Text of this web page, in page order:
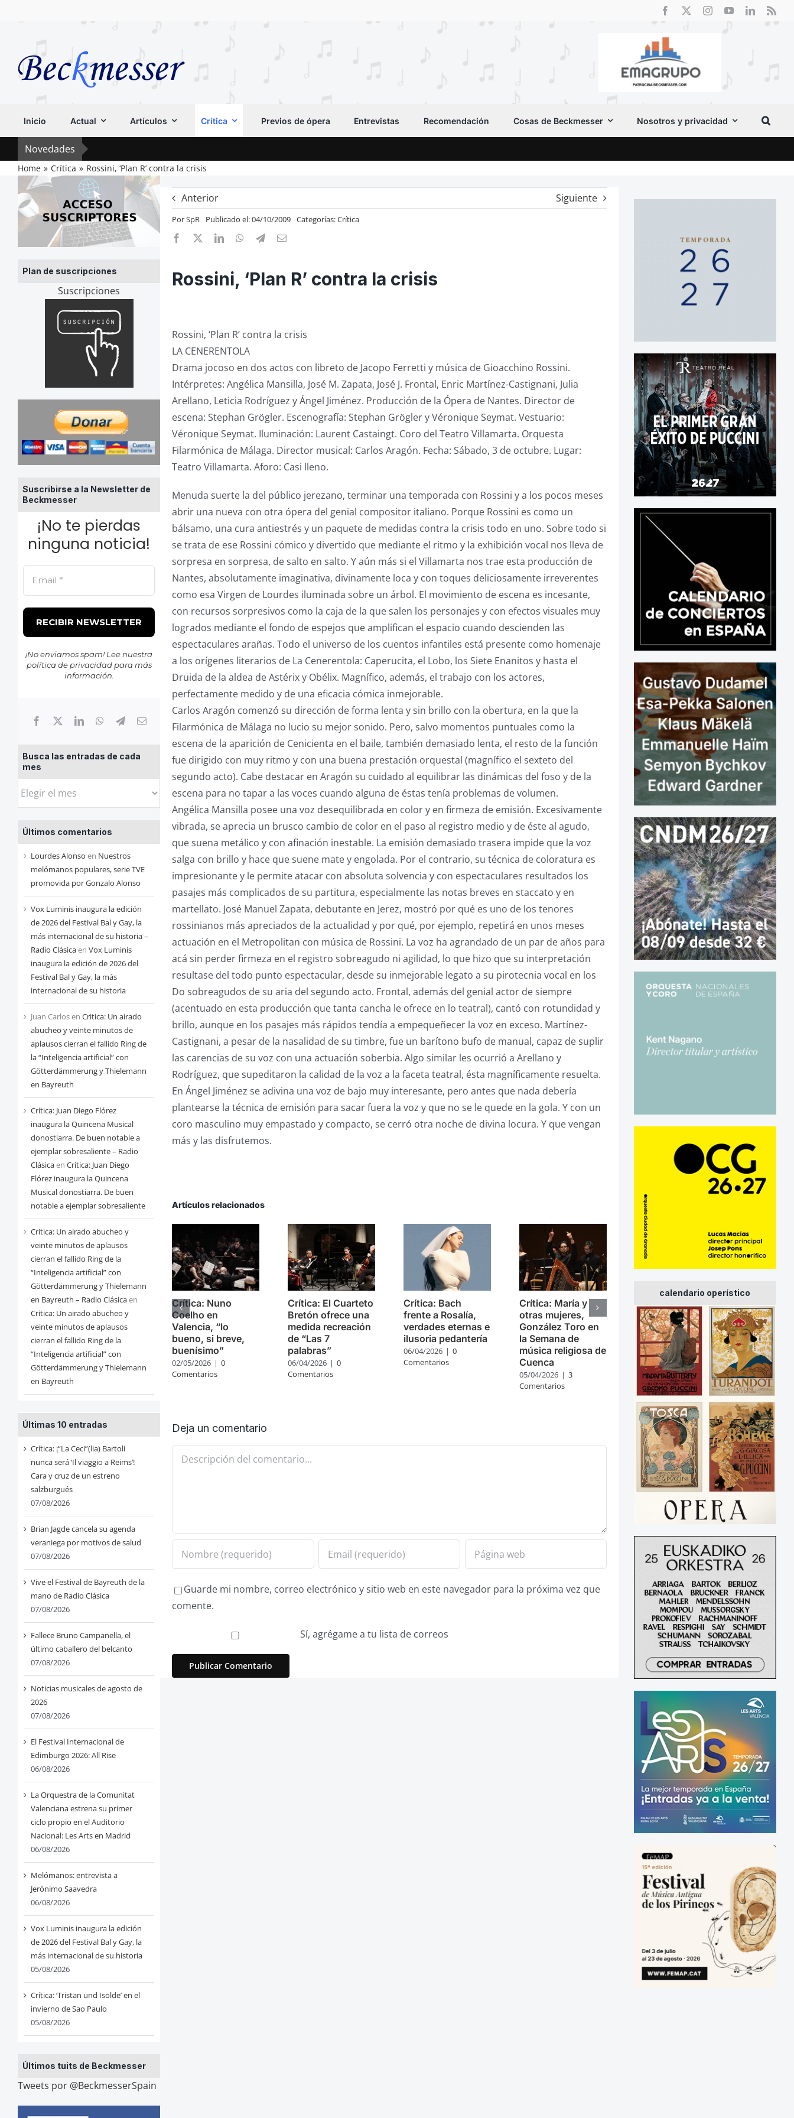
Inicio Actual Artículos Crítica Previos de ópera Entrevistas Recomendación Cosas de Beckmesser Nosotros y privacidad
Novedades
Home Crítica Rossini, ‘Plan R’ contra la crisis
Plan de suscripciones
Suscripciones
Suscribirse a la Newsletter de
Beckmesser
¡No te pierdas
ninguna noticia!
¡No enviamos spam! Lee nuestra
política de privacidadpara más
información.
Busca las entradas de cada
mes
Busca
entradas
de
cada
mes
Últimos comentarios
Lourdes Alonso en Nuestros
melómanos populares, serie TVE
promovida por Gonzalo Alonso
Vox Luminis inaugura la edición
de 2026 del Festival Bal y Gay, la
más internacional de su historia –
Radio Clásicaen Vox Luminis
inaugura la edición de 2026 del
Festival Bal y Gay, la más
internacional de su historia
Juan Carlosen Critica: Un airado
abucheo y veinte minutos de
aplausos cierran el fallido Ring de
la “Inteligencia artificial” con
Götterdämmerung y Thielemann
en Bayreuth
Crítica: Juan Diego Flórez
inaugura la Quincena Musical
donostiarra. De buen notable a
ejemplar sobresaliente – Radio
Clásicaen Crítica: Juan Diego
Flórez inaugura la Quincena
Musical donostiarra. De buen
notable a ejemplar sobresaliente
Critica: Un airado abucheo y
veinte minutos de aplausos
cierran el fallido Ring de la
“Inteligencia artificial” con
Götterdämmerung y Thielemann
en Bayreuth – Radio Clásicaen
Critica: Un airado abucheo y
veinte minutos de aplausos
cierran el fallido Ring de la
“Inteligencia artificial” con
Götterdämmerung y Thielemann
en Bayreuth
Últimas 10 entradas
Crítica: ¡“La Ceci”(lia) Bartoli
nunca será ‘Il viaggio a Reims’!
Cara y cruz de un estreno
salzburgués
07/08/2026
Brian Jagde cancela su agenda
veraniega por motivos de salud
07/08/2026
Vive el Festival de Bayreuth de la
mano de Radio Clásica
07/08/2026
Fallece Bruno Campanella, el
último caballero del belcanto
07/08/2026
Noticias musicales de agosto de
2026
07/08/2026
El Festival Internacional de
Edimburgo 2026: All Rise
06/08/2026
La Orquestra de la Comunitat
Valenciana estrena su primer
ciclo propio en el Auditorio
Nacional: Les Arts en Madrid
06/08/2026
Melómanos: entrevista a
Jerónimo Saavedra
06/08/2026
Vox Luminis inaugura la edición
de 2026 del Festival Bal y Gay, la
más internacional de su historia
05/08/2026
Crítica: ‘Tristan und Isolde’ en el
invierno de Sao Paulo
05/08/2026
Últimos tuits de Beckmesser
Tweets por @BeckmesserSpain
Anterior Siguiente
PorSpR Publicado el: 04/10/2009 Categorías:Crítica
Rossini, ‘Plan R’ contra la crisis
Rossini, ‘Plan R’ contra la crisis
LA CENERENTOLA
Drama jocoso en dos actos con libreto de Jacopo Ferretti y música de Gioacchino Rossini.
Intérpretes: Angélica Mansilla, José M. Zapata, José J. Frontal, Enric Martínez-Castignani, Julia
Arellano, Leticia Rodríguez y Ángel Jiménez. Producción de la Ópera de Nantes. Director de
escena: Stephan Grögler. Escenografía: Stephan Grögler y Véronique Seymat. Vestuario:
Véronique Seymat. Iluminación: Laurent Castaingt. Coro del Teatro Villamarta. Orquesta
Filarmónica de Málaga. Director musical: Carlos Aragón. Fecha: Sábado, 3 de octubre. Lugar:
Teatro Villamarta. Aforo: Casi lleno.
Menuda suerte la del público jerezano, terminar una temporada con Rossini y a los pocos meses
abrir una nueva con otra ópera del genial compositor italiano. Porque Rossini es como un
bálsamo, una cura antiestrés y un paquete de medidas contra la crisis todo en uno. Sobre todo si
se trata de ese Rossini cómico y divertido que mediante el ritmo y la exhibición vocal nos lleva de
sorpresa en sorpresa, de salto en salto. Y aún más si el Villamarta nos trae esta producción de
Nantes, absolutamente imaginativa, divinamente loca y con toques deliciosamente irreverentes
como esa Virgen de Lourdes iluminada sobre un árbol. El movimiento de escena es incesante,
con recursos sorpresivos como la caja de la que salen los personajes y con efectos visuales muy
logrados mediante el fondo de espejos que amplifican el espacio cuando descienden las
espectaculares arañas. Todo el universo de los cuentos infantiles está presente como homenaje
a los orígenes literarios de La Cenerentola: Caperucita, el Lobo, los Siete Enanitos y hasta el
Druida de la aldea de Astérix y Obélix. Magnífico, además, el trabajo con los actores,
perfectamente medido y de una eficacia cómica inmejorable.
Carlos Aragón comenzó su dirección de forma lenta y sin brillo con la obertura, en la que la
Filarmónica de Málaga no lucio su mejor sonido. Pero, salvo momentos puntuales como la
escena de la aparición de Cenicienta en el baile, también demasiado lenta, el resto de la función
fue dirigido con muy ritmo y con una buena prestación orquestal (magnífico el sexteto del
segundo acto). Cabe destacar en Aragón su cuidado al equilibrar las dinámicas del foso y de la
escena para no tapar a las voces cuando alguna de éstas tenía problemas de volumen.
Angélica Mansilla posee una voz desequilibrada en color y en firmeza de emisión. Excesivamente
vibrada, se aprecia un brusco cambio de color en el paso al registro medio y de éste al agudo,
que suena metálico y con afinación inestable. La emisión demasiado trasera impide que la voz
salga con brillo y hace que suene mate y engolada. Por el contrario, su técnica de coloratura es
impresionante y le permite atacar con absoluta solvencia y con espectaculares resultados los
pasajes más complicados de su partitura, especialmente las notas breves en staccato y en
martellato. José Manuel Zapata, debutante en Jerez, mostró por qué es uno de los tenores
rossinianos más apreciados de la actualidad y por qué, por ejemplo, repetirá en unos meses
actuación en el Metropolitan con música de Rossini. La voz ha agrandado de un par de años para
acá sin perder firmeza en el registro sobreagudo ni agilidad, lo que hizo que su interpretación
resultase del todo punto espectacular, desde su inmejorable legato a su pirotecnia vocal en los
Do sobreagudos de su aria del segundo acto. Frontal, además del genial actor de siempre
(acentuado en esta producción que tanta cancha le ofrece en lo teatral), cantó con rotundidad y
brillo, aunque en los pasajes más rápidos tendía a empequeñecer la voz en exceso. Martínez-
Castignani, a pesar de la nasalidad de su timbre, fue un barítono bufo de manual, capaz de suplir
las carencias de su voz con una actuación soberbia. Algo similar les ocurrió a Arellano y
Rodríguez, que supeditaron la calidad de la voz a la faceta teatral, ésta magníficamente resuelta.
En Ángel Jiménez se adivina una voz de bajo muy interesante, pero antes que nada debería
plantearse la técnica de emisión para sacar fuera la voz y que no se le quede en la gola. Y con un
coro masculino muy empastado y compacto, se cerró otra noche de divina locura. Y que vengan
más y las disfrutemos.
Artículos relacionados
Crítica: Nuno
Coelho en
Valencia, “lo
bueno, si breve,
buenísimo”
02/05/2026 | 0
Comentarios
Crítica: El Cuarteto
Bretón ofrece una
medida recreación
de “Las 7
palabras”
06/04/2026 | 0
Comentarios
Crítica: Bach
frente a Rosalía,
verdades eternas e
ilusoria pedantería
06/04/2026 | 0
Comentarios
Crítica: María y
otras mujeres,
González Toro en
la Semana de
música religiosa de
Cuenca
05/04/2026 | 3
Comentarios
Deja un comentario
Comentario
Guarde mi nombre, correo electrónico y sitio web en este navegador para la próxima vez que
comente.
Sí, agrégame a tu lista de correos
calendario operístico